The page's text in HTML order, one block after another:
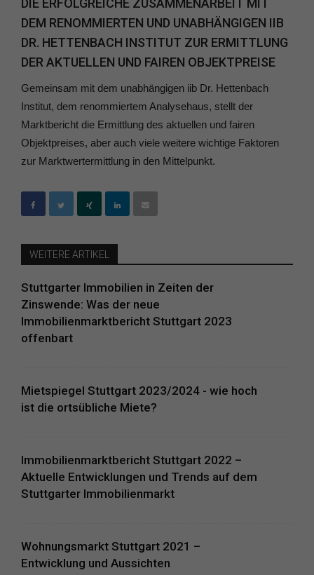
DIE ERFOLGREICHE ZUSAMMENARBEIT MIT
DEM RENOMMIERTEN UND UNABHÄNGIGEN IIB
DR. HETTENBACH INSTITUT ZUR ERMITTLUNG
DER AKTUELLEN UND FAIREN OBJEKTPREISE
Gemeinsam mit dem unabhängigen iib Dr. Hettenbach
Institut, dem renommiertem Analysehaus, stellt der
Marktbericht die Ermittlung des aktuellen und fairen
Objektpreises, aber auch viele weitere wichtige Faktoren
zur Marktwertermittlung in den Mittelpunkt.
WEITERE ARTIKEL
Stuttgarter Immobilien in Zeiten der
Zinswende: Was der neue
Immobilienmarktbericht Stuttgart 2023
offenbart
Mietspiegel Stuttgart 2023/2024 - wie hoch
ist die ortsübliche Miete?
Immobilienmarktbericht Stuttgart 2022 –
Aktuelle Entwicklungen und Trends auf dem
Stuttgarter Immobilienmarkt
Wohnungsmarkt Stuttgart 2021 –
Entwicklung und Aussichten